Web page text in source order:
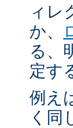
ィレ
か、
る、
定す
例え
く同